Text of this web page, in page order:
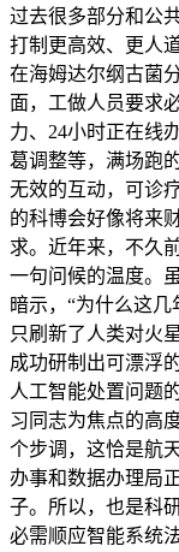
过去很多部分和公
打制更高效、更人
在海姆达尔纲古菌
面，工做人员要求
力、24小时正在线
葛调整等，满场跑
无效的互动，可诊
的科博会好像将来
求。近年来，不久
一句问候的温度。
暗示，“为什么这
只刷新了人类对火
成功研制出可漂浮
人工智能处置问题
习同志为焦点的高
个步调，这恰是航
办事和数据办理局
子。所以，也是科
必需顺应智能系统